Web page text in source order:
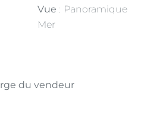
Vue
Panoramique
Mer
du vendeur